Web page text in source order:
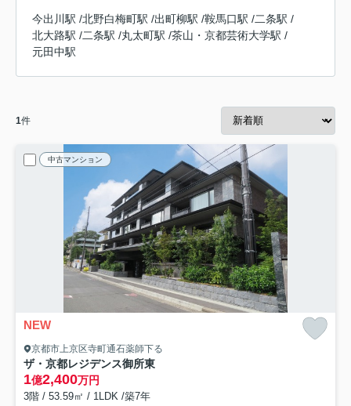
今出川駅 /北野白梅町駅 /出町柳駅 /鞍馬口駅 /二条駅 /
北大路駅 /二条駅 /丸太町駅 /茶山・京都芸術大学駅 /
元田中駅
1件
中古マンション
NEW
京都市上京区寺町通石薬師下る
ザ・京都レジデンス御所東
1億2,400万円
3階 / 53.59㎡ / 1LDK /築7年